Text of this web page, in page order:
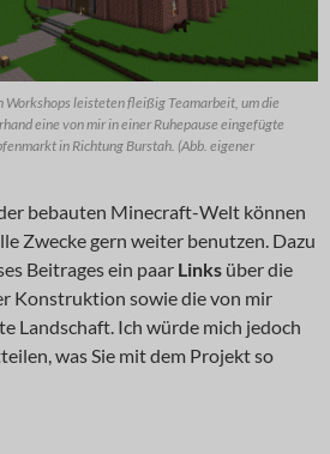
Workshops leisteten fleißig Teamarbeit, um die
eine von mir in einer Ruhepause eingefügte
in Richtung Burstah. (Abb. eigener
bebauten Minecraft-Welt können
Zwecke gern weiter benutzen. Dazu
Beitrages ein paar Links über die
Konstruktion sowie die von mir
Landschaft. Ich würde mich jedoch
was Sie mit dem Projekt so
(PLAY14)